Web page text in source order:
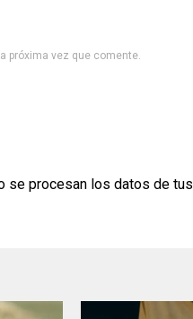
próxima vez que comente.
se procesan los datos de tus